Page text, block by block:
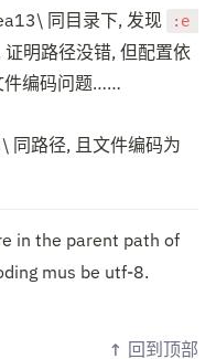
同目录下, 发现
:e
证明路径没错, 但配置依
同路径, 且文件编码为
config file must store in the parent path of
mus be utf-8.
↑ 回到顶部